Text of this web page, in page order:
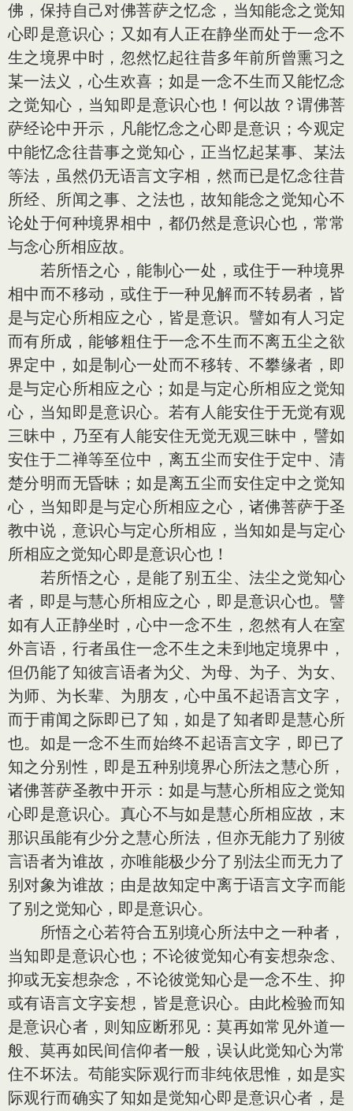
佛，保持自己对佛菩萨之忆念，当知能念之觉知
心即是意识心；又如有人正在静坐而处于一念不
生之境界中时，忽然忆起往昔多年前所曾熏习之
某一法义，心生欢喜；如是一念不生而又能忆念
之觉知心，当知即是意识心也！何以故？谓佛菩
萨经论中开示，凡能忆念之心即是意识；今观定
中能忆念往昔事之觉知心，正当忆起某事、某法
等法，虽然仍无语言文字相，然而已是忆念往昔
所经、所闻之事、之法也，故知能念之觉知心不
论处于何种境界相中，都仍然是意识心也，常常
与念心所相应故。
若所悟之心，能制心一处，或住于一种境界
相中而不移动，或住于一种见解而不转易者，皆
是与定心所相应之心，皆是意识。譬如有人习定
而有所成，能够粗住于一念不生而不离五尘之欲
界定中，如是制心一处而不移转、不攀缘者，即
是与定心所相应之心；如是与定心所相应之觉知
心，当知即是意识心。若有人能安住于无觉有观
三昧中，乃至有人能安住无觉无观三昧中，譬如
安住于二禅等至位中，离五尘而安住于定中、清
楚分明而无昏昧；如是离五尘而安住定中之觉知
心，当知即是与定心所相应之心，诸佛菩萨于圣
教中说，意识心与定心所相应，当知如是与定心
所相应之觉知心即是意识心也！
若所悟之心，是能了别五尘、法尘之觉知心
者，即是与慧心所相应之心，即是意识心也。譬
如有人正静坐时，心中一念不生，忽然有人在室
外言语，行者虽住一念不生之未到地定境界中，
但仍能了知彼言语者为父、为母、为子、为女、
为师、为长辈、为朋友，心中虽不起语言文字，
而于甫闻之际即已了知，如是了知者即是慧心所
也。如是一念不生而始终不起语言文字，即已了
知之分别性，即是五种别境界心所法之慧心所，
诸佛菩萨圣教中开示：如是与慧心所相应之觉知
心即是意识心。真心不与如是慧心所相应故，末
那识虽能有少分之慧心所法，但亦无能力了别彼
言语者为谁故，亦唯能极少分了别法尘而无力了
别对象为谁故；由是故知定中离于语言文字而能
了别之觉知心，即是意识心。
所悟之心若符合五别境心所法中之一种者，
当知即是意识心也；不论彼觉知心有妄想杂念、
抑或无妄想杂念，不论彼觉知心是一念不生、抑
或有语言文字妄想，皆是意识心。由此检验而知
是意识心者，则知应断邪见：莫再如常见外道一
般、莫再如民间信仰者一般，误认此觉知心为常
住不坏法。苟能实际观行而非纯依思惟，如是实
际观行而确实了知如是觉知心即是意识心者，是